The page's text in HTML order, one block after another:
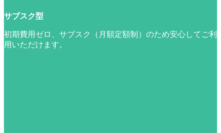
サブスク型
初期費用ゼロ、サブスク（月額定額制）のため安心してご利
用いただけます。